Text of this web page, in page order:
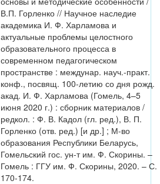
В.П. Горленко // Научное наследие
академика И. Ф. Харламова и
актуальные проблемы целостного
образовательного процесса в
современном педагогическом
пространстве : междунар. науч.-практ.
конф., посвящ. 100-летию со дня рожд.
акад. И. Ф. Харламова (Гомель, 4–5
июня 2020 г.) : сборник материалов /
редкол. : Ф. В. Кадол (гл. ред.), В. П.
Горленко (отв. ред.) [и др.] ; М-во
образования Республики Беларусь,
Гомельский гос. ун-т им. Ф. Скорины. –
Гомель : ГГУ им. Ф. Скорины, 2020. – С.
170-174.